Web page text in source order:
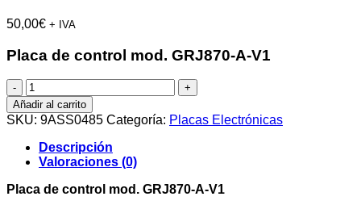
50,00€ + IVA
Placa de control mod. GRJ870-A-V1
Placa
de
control
mod.
GRJ870-
A-
V1
cantidad
Añadir al carrito
SKU: 9ASS0485 Categoría: Placas Electrónicas
Descripción
Valoraciones (0)
Placa de control mod. GRJ870-A-V1